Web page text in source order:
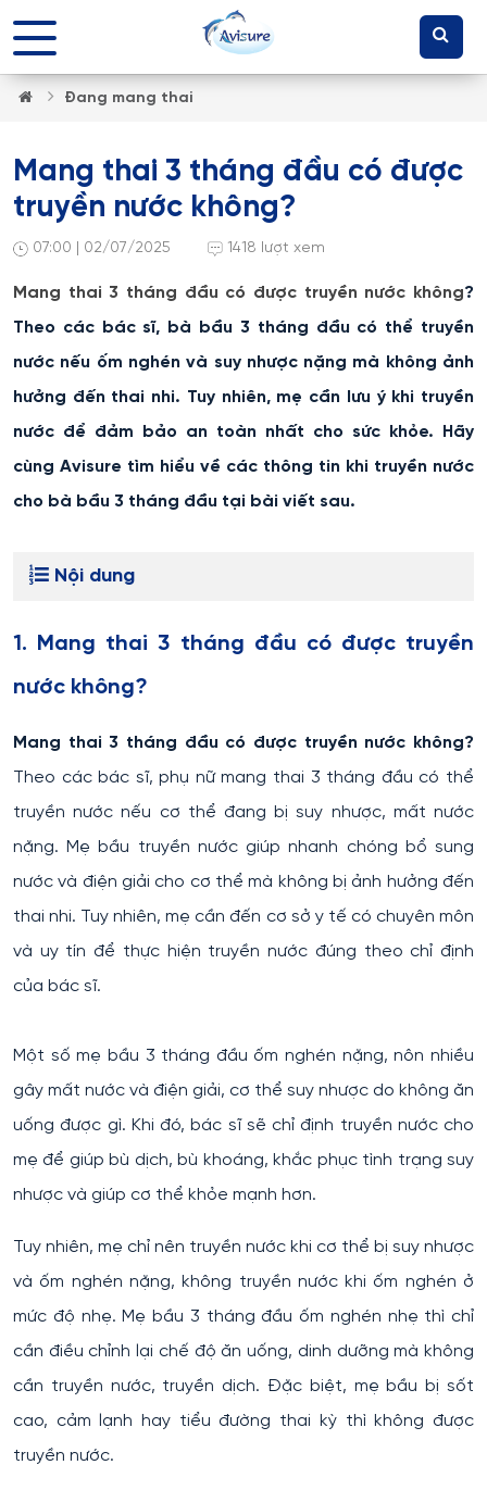
Đang mang thai
Mang thai 3 tháng đầu có được
truyền nước không?
07:00 | 02/07/2025 1418 lượt xem
Mang thai 3 tháng đầu có được truyền nước không?
Theo các bác sĩ, bà bầu 3 tháng đầu có thể truyền
nước nếu ốm nghén và suy nhược nặng mà không ảnh
hưởng đến thai nhi. Tuy nhiên, mẹ cần lưu ý khi truyền
nước để đảm bảo an toàn nhất cho sức khỏe. Hãy
cùng Avisure tìm hiểu về các thông tin khi truyền nước
cho bà bầu 3 tháng đầu tại bài viết sau.
Nội dung
1. Mang thai 3 tháng đầu có được truyền
nước không?
Mang thai 3 tháng đầu có được truyền nước không?
Theo các bác sĩ, phụ nữ mang thai 3 tháng đầu có thể
truyền nước nếu cơ thể đang bị suy nhược, mất nước
nặng. Mẹ bầu truyền nước giúp nhanh chóng bổ sung
nước và điện giải cho cơ thể mà không bị ảnh hưởng đến
thai nhi. Tuy nhiên, mẹ cần đến cơ sở y tế có chuyên môn
và uy tín để thực hiện truyền nước đúng theo chỉ định
của bác sĩ.
Một số mẹ bầu 3 tháng đầu ốm nghén nặng, nôn nhiều
gây mất nước và điện giải, cơ thể suy nhược do không ăn
uống được gì. Khi đó, bác sĩ sẽ chỉ định truyền nước cho
mẹ để giúp bù dịch, bù khoáng, khắc phục tình trạng suy
nhược và giúp cơ thể khỏe mạnh hơn.
Tuy nhiên, mẹ chỉ nên truyền nước khi cơ thể bị suy nhược
và ốm nghén nặng, không truyền nước khi ốm nghén ở
mức độ nhẹ. Mẹ bầu 3 tháng đầu ốm nghén nhẹ thì chỉ
cần điều chỉnh lại chế độ ăn uống, dinh dưỡng mà không
cần truyền nước, truyền dịch. Đặc biệt, mẹ bầu bị sốt
cao, cảm lạnh hay tiểu đường thai kỳ thì không được
truyền nước.